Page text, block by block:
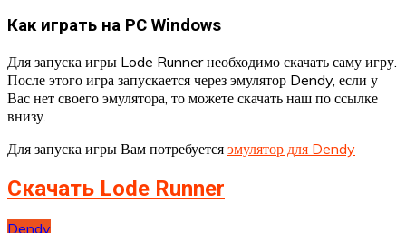
Как играть на PC Windows
Для запуска игры Lode Runner необходимо скачать саму игру.
После этого игра запускается через эмулятор Dendy, если у
Вас нет своего эмулятора, то можете скачать наш по ссылке
внизу.
Для запуска игры Вам потребуется эмулятор для Dendy
Скачать Lode Runner
Dendy